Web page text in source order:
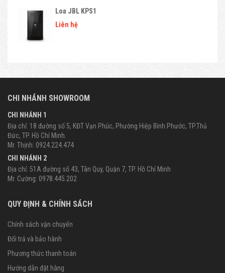
Loa JBL KPS1
Liên hệ
CHI NHÁNH SHOWROOM
CHI NHÁNH 1
Địa chỉ: 18 đường số 5, KĐT Vạn Phúc, Phường Hiệp Bình Phước, TP.Thủ
Đức, TP. Hồ Chí Minh.
Mr. Thịnh: 0924.224.474
CHI NHÁNH 2
Địa chỉ: 51A đường số 43, Tân Quy, Quận 7, TP. Hồ Chí Minh
Mr. Cường: 0978.445.202
QUY ĐỊNH & CHÍNH SÁCH
Chính sách vận chuyển
Đổi trả và bảo hành
Phương thức thanh toán
Hướng dẫn đặt hàng